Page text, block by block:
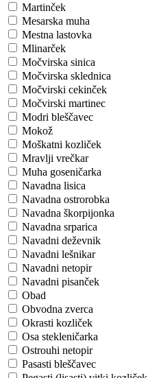
Martinček
Mesarska muha
Mestna lastovka
Mlinarček
Močvirska sinica
Močvirska sklednica
Močvirski cekinček
Močvirski martinec
Modri bleščavec
Mokož
Moškatni kozliček
Mravlji vrečkar
Muha goseničarka
Navadna lisica
Navadna ostrorobka
Navadna škorpijonka
Navadna srparica
Navadni deževnik
Navadni lešnikar
Navadni netopir
Navadni pisanček
Obad
Obvodna zverca
Okrasti kozliček
Osa stekleničarka
Ostrouhi netopir
Pasasti bleščavec